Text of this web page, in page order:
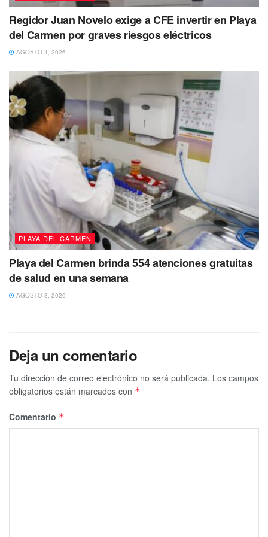
Regidor Juan Novelo exige a CFE invertir en Playa
del Carmen por graves riesgos eléctricos
AGOSTO 4, 2026
PLAYA DEL CARMEN
Playa del Carmen brinda 554 atenciones gratuitas
de salud en una semana
AGOSTO 3, 2026
Deja un comentario
Tu dirección de correo electrónico no será publicada. Los campos
obligatorios están marcados con *
Comentario *